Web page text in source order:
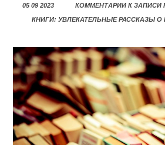
05 09 2023 КОММЕНТАРИИ К ЗАПИСИ
КНИГИ: УВЛЕКАТЕЛЬНЫЕ РАССКАЗЫ О